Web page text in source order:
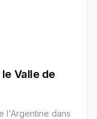
Valle de
l'Argentine dans